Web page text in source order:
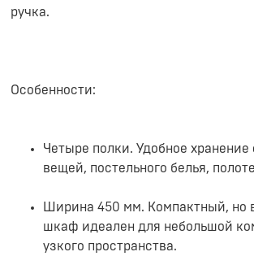
ручка.
Особенности:
Четыре полки. Удобное
вещей, постельного белья,
Ширина 450 мм. Компактный, но
шкаф идеален для небольшой
узкого пространства.